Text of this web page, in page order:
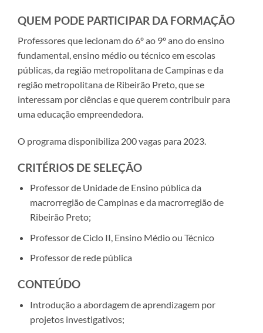
QUEM PODE PARTICIPAR DA FORMAÇÃO
Professores que lecionam do 6º ao 9º ano do ensino
fundamental, ensino médio ou técnico em escolas
públicas, da região metropolitana de Campinas e da
região metropolitana de Ribeirão Preto, que se
interessam por ciências e que querem contribuir para
uma educação empreendedora.
O programa disponibiliza 200 vagas para 2023.
CRITÉRIOS DE SELEÇÃO
Professor de Unidade de Ensino pública da
macrorregião de Campinas e da macrorregião de
Ribeirão Preto;
Professor de Ciclo II, Ensino Médio ou Técnico
Professor de rede pública
CONTEÚDO
Introdução a abordagem de aprendizagem por
projetos investigativos;